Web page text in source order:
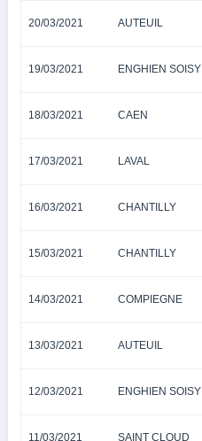
20/03/2021 AUTEUIL
19/03/2021 ENGHIEN SOISY
18/03/2021 CAEN
17/03/2021 LAVAL
16/03/2021 CHANTILLY
15/03/2021 CHANTILLY
14/03/2021 COMPIEGNE
13/03/2021 AUTEUIL
12/03/2021 ENGHIEN SOISY
11/03/2021 SAINT CLOUD